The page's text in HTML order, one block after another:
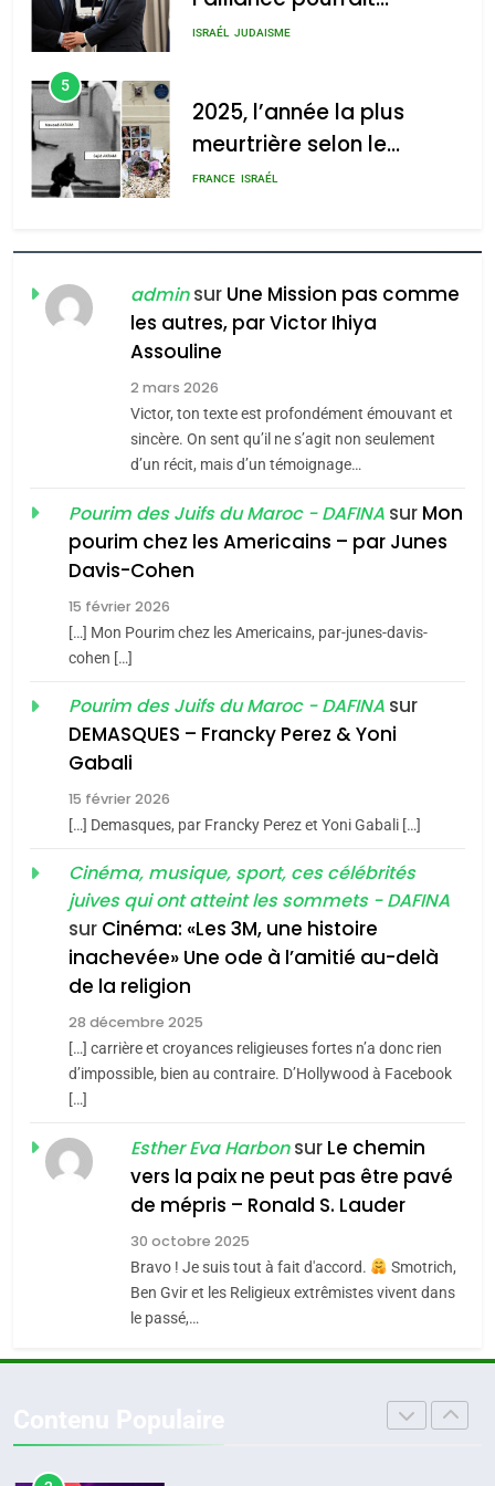
2025, l’année la plus
meurtrière selon le rapport
d’ADL contre
l’antisémitisme
admin 0
rapport d’ADL contre
FRANCE ISRAÉL
6
FIÈRE, DIGNE ET RÉSILIENTE :
POURQUOI JE REVENDIQUE
MA JUDAÏTE par Thérèse
ISRAÉL JUDAISME
CE QUI NOUS MANQUE –
Jacques Hadida
JUDAISME
Maroc : Les amandes de
Tafraout, le miel de Tadla
Azilal consacrés produits
du terroir
DAFINA MAROC
Oeil ravageur – Vanessa
De Loya Stauber
«Tu dis génocide, je dis
guerre»: La nouvelle
Tout sur la Nostalgie
SOUVENIRS
l’alliance pourrait
s’étendre à 13 pays
d’Amérique latine
ISRAÉL JUDAISME
2025, l’année la plus
meurtrière selon le
rapport d’ADL contre
l’antisémitisme
FRANCE ISRAÉL
FIÈRE, DIGNE ET RÉSILIENTE :
POURQUOI JE REVENDIQUE
CE QUI NOUS MANQUE –
adminsur Une Mission pas comme
les autres, par Victor Ihiya
Assouline
2 mars 2026
Victor, ton texte est profondément émouvant et
sincère. On sent qu’il ne s’agit non seulement
d’un récit, mais d’un témoignage…
Pourim des Juifs du Maroc - DAFINA sur Mon
pourim chez les Americains – par Junes
Davis-Cohen
15 février 2026
[…] Mon Pourim chez les Americains, par-junes-davis-
cohen […]
Pourim des Juifs du Maroc - DAFINA sur
DEMASQUES – Francky Perez & Yoni
Gabali
15 février 2026
[…] Demasques, par Francky Perez et Yoni Gabali […]
Cinéma, musique, sport, ces célébrités
juives qui ont atteint les sommets - DAFINA
sur Cinéma: «Les 3M, une histoire
inachevée» Une ode à l’amitié au-delà
de la religion
28 décembre 2025
[…] carrière et croyances religieuses fortes n’a donc rien
d’impossible, bien au contraire. D’Hollywood à Facebook
[…]
Esther Eva Harbonsur Le chemin
vers la paix ne peut pas être pavé
de mépris – Ronald S. Lauder
30 octobre 2025
Bravo ! Je suis tout à fait d'accord.
Smotrich,
Ben Gvir et les Religieux extrêmistes vivent dans
le passé,…
2025, l’année la plus
d’ADL contre
l’antisémitisme
FRANCE ISRAÉL
POURQUOI JE REVENDIQUE
Zrihen-Dvir
CE QUI NOUS MANQUE –
Jacques Hadida
JUDAISME
Maroc : Les amandes de
Azilal consacrés produits
du terroir
DAFINA MAROC
Oeil ravageur – Vanessa De
Loya Stauber
CINEMA ISRAÉL
«Tu dis génocide, je dis
guerre»: La nouvelle
chanson de Boy George